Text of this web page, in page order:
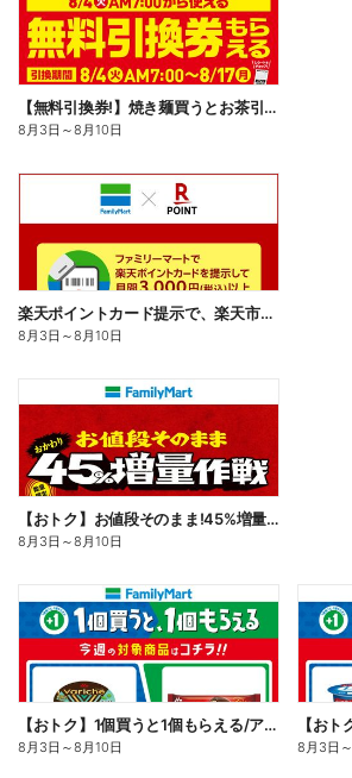
【無料引換券!】焼き麺買うとお茶引換券貰える!
8月3日 ～8月10日
楽天ポイントカード提示で、楽天市場でのお買い物がおトクに!
8月3日 ～8月10日
【おトク】お値段そのまま!45%増量作戦!
8月3日 ～8月10日
【おトク】1個買うと1個もらえる/アイス
8月3日 ～8月10日 8月3日 ～